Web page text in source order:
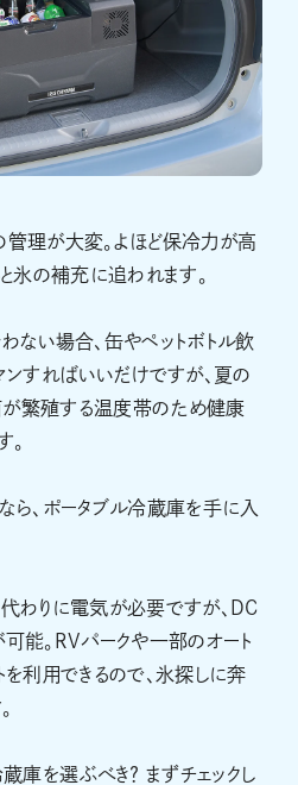
理が大変。よほど保冷力が高
氷の補充に追われます。
ない場合、缶やペットボトル飲
ンすればいいだけですが、夏の
繁殖する温度帯のため健康
。
ら、ポータブル冷蔵庫を手に入
わりに電気が必要ですが、DC
能。RVパークや一部のオート
利用できるので、氷探しに奔
庫を選ぶべき？ まずチェックし